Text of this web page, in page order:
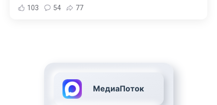
103 54 77
МедиаПоток